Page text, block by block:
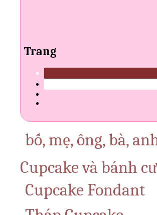
Trang
bố, mẹ, ông, bà,
Cupcake và bánh
Cupcake Fondant